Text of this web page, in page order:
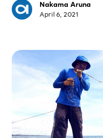
Nakama Aruna
April 6, 2021